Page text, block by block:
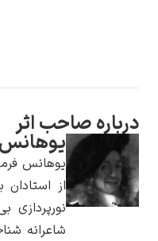
پل سزان
اثر
فرمیر
فرمیر نقاش هلندی
استادان بزرگ دوره باروک
بی‌نظیر،
شناخته می‌شوند.